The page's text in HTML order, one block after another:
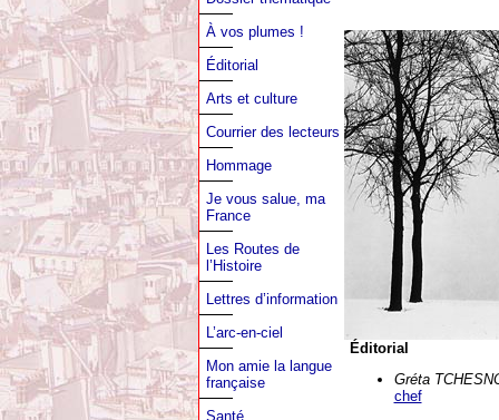
À vos plumes !
Éditorial
Arts et culture
Courrier des lecteurs
Hommage
Je vous salue, ma
France
Les Routes de
l’Histoire
Lettres d’information
L’arc-en-ciel
Mon amie la langue
française
Santé
Éditorial
Gréta
chef